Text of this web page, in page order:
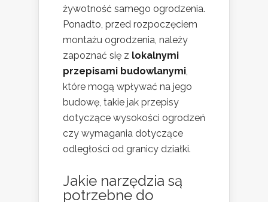
żywotność samego ogrodzenia.
Ponadto, przed rozpoczęciem
montażu ogrodzenia, należy
zapoznać się z lokalnymi
przepisami budowlanymi,
które mogą wpływać na jego
budowę, takie jak przepisy
dotyczące wysokości ogrodzeń
czy wymagania dotyczące
odległości od granicy działki.
Jakie narzędzia są
potrzebne do